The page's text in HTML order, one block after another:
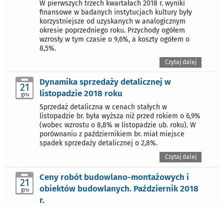
W pierwszych trzech kwartałach 2018 r. wyniki
finansowe w badanych instytucjach kultury były
korzystniejsze od uzyskanych w analogicznym
okresie poprzedniego roku. Przychody ogółem
wzrosły w tym czasie o 9,6%, a koszty ogółem o
8,5%.
Czytaj dalej
21
gru
Dynamika sprzedaży detalicznej w
listopadzie 2018 roku
Sprzedaż detaliczna w cenach stałych w
listopadzie br. była wyższa niż przed rokiem o 6,9%
(wobec wzrostu o 8,8% w listopadzie ub. roku). W
porównaniu z październikiem br. miał miejsce
spadek sprzedaży detalicznej o 2,8%.
Czytaj dalej
21
gru
Ceny robót budowlano-montażowych i
obiektów budowlanych. Październik 2018
r.